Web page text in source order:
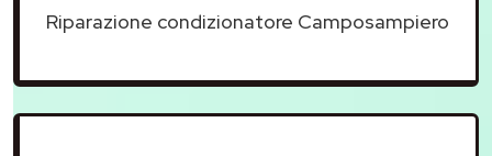
Riparazione condizionatore Camposampiero